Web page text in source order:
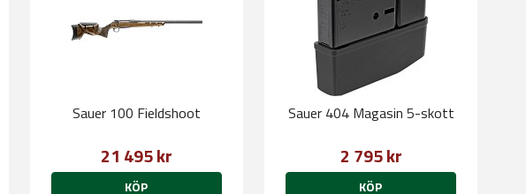
Sauer 100 Fieldshoot
21 495 kr
KÖP
Sauer 404 Magasin 5-skott
2 795 kr
KÖP